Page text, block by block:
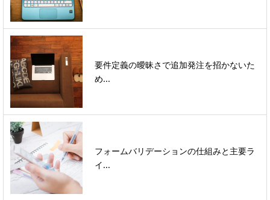
要件定義の曖昧さで追加発注を招かないた
め...
フォームバリデーションの仕組みと主要ラ
イ...